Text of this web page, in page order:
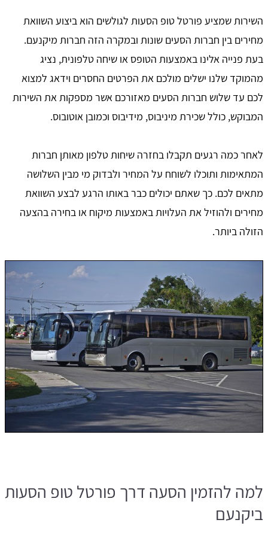
השירות שמציע פורטל טופ הסעות לגולשים הוא ביצוע השוואת
מחירים בין חברות הסעים שונות ובמקרה הזה חברות מיקנעם.
בעת פנייה אלינו באמצעות הטופס או שיחה טלפונית, נציג
מהמוקד שלנו ישלים מולכם את הפרטים החסרים וידאג למצוא
לכם עד שלוש חברות הסעים מאזורכם אשר מספקות את השירות
המבוקש, כולל שכירת מיניבוס, מידיבוס וכמובן אוטובוס.
לאחר כמה רגעים תקבלו בחזרה שיחות טלפון מאותן חברות
המתאימות ותוכלו לשוחח על המחיר ולבדוק מי מבין השלושה
מתאים לכם. כך שאתם יכולים כבר באותו הרגע לבצע השוואת
מחירים ולהוזיל את העלויות באמצעות מיקוח או בחירה בהצעה
הזולה ביותר.
למה להזמין הסעה דרך פורטל טופ הסעות
ביקנעם